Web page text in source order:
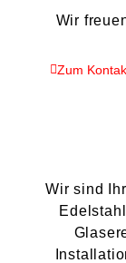
Wir
Zum
Wir sind